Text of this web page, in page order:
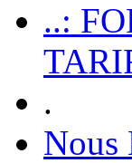
..:
.